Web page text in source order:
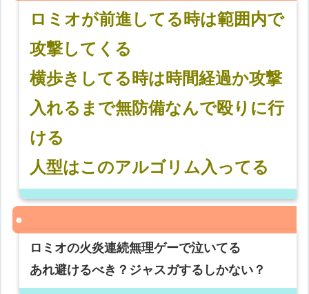
ロミオが前進してる時は範囲内で
攻撃してくる
横歩きしてる時は時間経過か攻撃
入れるまで無防備なんで殴りに行
ける
人型はこのアルゴリム入ってる
ロミオの火炎連続無理ゲーで泣いてる
あれ避けるべき？ジャスガするしかない？